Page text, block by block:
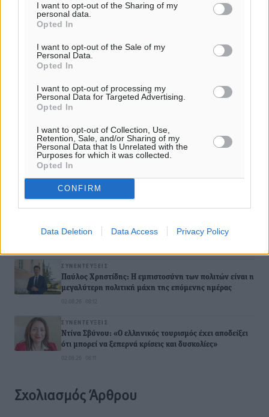
I want to opt-out of the Sharing of my
personal data.
Opted In
I want to opt-out of the Sale of my
Personal Data.
Opted In
I want to opt-out of processing my
Personal Data for Targeted Advertising.
Opted In
I want to opt-out of Collection, Use,
Retention, Sale, and/or Sharing of my
Personal Data that Is Unrelated with the
Purposes for which it was collected.
Opted In
CONFIRM
Data Deletion Data Access Privacy Policy
Γ. Κρητικός: «Καθημερινά μαζεύω αδέσποτα ζώα που
Μίκα Ιατρίδη: Σε 6 χρόνια, η χώρα μας από το «μαύρο
Π. Μιχαήλ Κρητικός: «Η αληθινή δύναμη βρίσκεται στην
ταπείνωση και την αγάπη»
ΔΙΑΒΑΣΕ ΕΠΙΣΗΣ
ΣΥΝΕΝΤΕΎΞΕΙΣ
για το νέο τουριστικό προϊόν της Δωδεκανήσου»
ΣΥΝΕΝΤΕΎΞΕΙΣ
Παύλος Χρηστίδης: Η εμπιστοσύνη των πολιτών είναι η
μεγαλύτερη πολιτική μάχη της επόμενης ημέρας
02.08.26 · 08:12
ΣΥΝΕΝΤΕΎΞΕΙΣ
Ντίνα Σβύνου: «Ο ελληνικός τουρισμός έχει αποδείξει
ότι μπορεί να ξεπερνά κρίσεις και δυσκολίες»
02.08.26 · 08:11
Σχολιασμός Άρθρου